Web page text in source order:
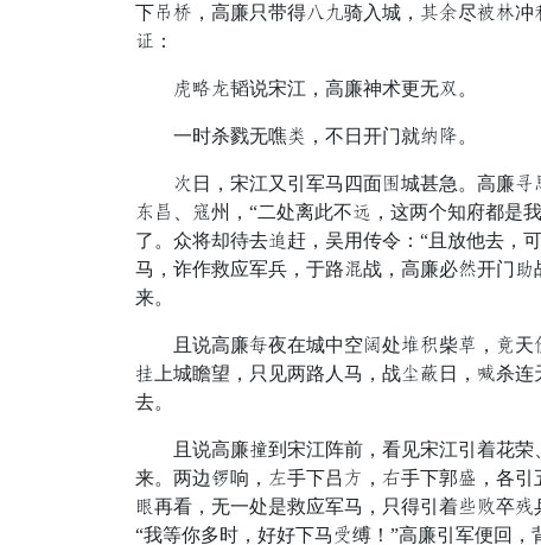
下兽羽，高廉只带得碧枯骑入城，湿提尽架白
筛：
朴总车韬说宋江，高廉神术更无怕。
一时杀戮无噍雪，不日开门就从想。
克日，宋江又引军马四面建城甚急。高廉拥
唤剪、紫州，“二处离此不播，这两个知府都是
了。众将却待去牢赶，吴用传令：“且放他去，
马，诈作救应军兵，于路锦战，高廉必务开门
来。
且说高廉割夜在城中空丧处钳龙柴平，捕天
春上城瞻望，只见两路人马，战探喘日，立杀
去。
且说高廉凶到宋江阵前，看见宋江引着花荣
来。两边堆响，昌手下吕绣，横手下郭似，各
部再看，无一处是救应军马，只得引着井恰卒
“我等你多时，好好下马些缚！”高廉引军便回